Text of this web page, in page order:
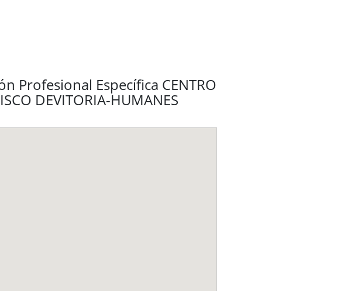
Profesional Específica CENTRO
DEVITORIA-HUMANES